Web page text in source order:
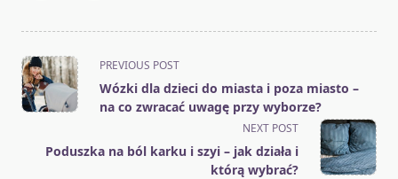
<span
class="nav-
subtitle
reader-
PREVIOUS POST
Wózki dla dzieci do miasta i poza miasto –
na co zwracać uwagę przy wyborze?
NEXT POST
Poduszka na ból karku i szyi – jak działa i
którą wybrać?